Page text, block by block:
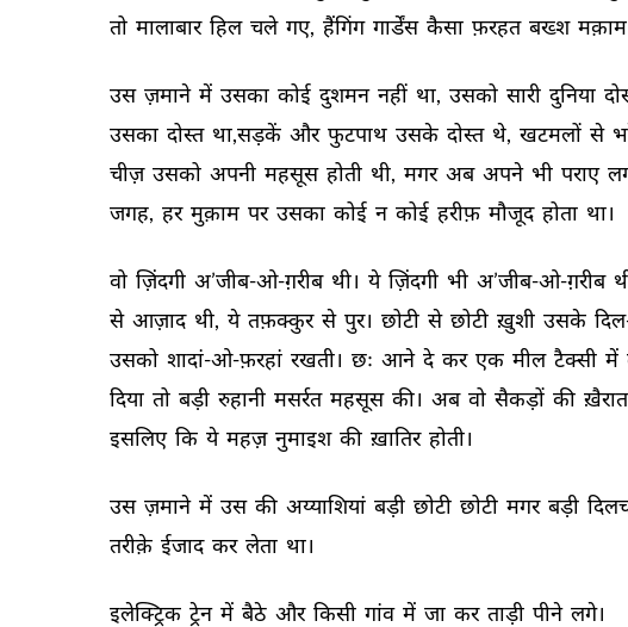
तो मालाबार हिल चले गए, हैंगिंग गार्डेंस कैसा फ़रहत बख्श मक़ाम
उस ज़माने में उसका कोई दुशमन नहीं था, उसको सारी दुनिया
उसका दोस्त था,सड़कें और फुटपाथ उसके दोस्त थे, खटमलों से
चीज़ उसको अपनी महसूस होती थी, मगर अब अपने भी पराए
जगह, हर मुक़ाम पर उसका कोई न कोई हरीफ़ मौजूद होता था।
वो ज़िंदगी अ’जीब-ओ-ग़रीब थी। ये ज़िंदगी भी अ’जीब-ओ-ग़रीब
से आज़ाद थी, ये तफ़क्कुर से पुर। छोटी से छोटी ख़ुशी उसके
उसको शादां-ओ-फ़रहां रखती। छः आने दे कर एक मील टैक्सी में
दिया तो बड़ी रुहानी मसर्रत महसूस की। अब वो सैकड़ों की ख़ैरात
इसलिए कि ये महज़ नुमाइश की ख़ातिर होती।
उस ज़माने में उस की अय्याशियां बड़ी छोटी छोटी मगर बड़ी
तरीक़े ईजाद कर लेता था।
इलेक्ट्रिक ट्रेन में बैठे और किसी गांव में जा कर ताड़ी पीने लगे।